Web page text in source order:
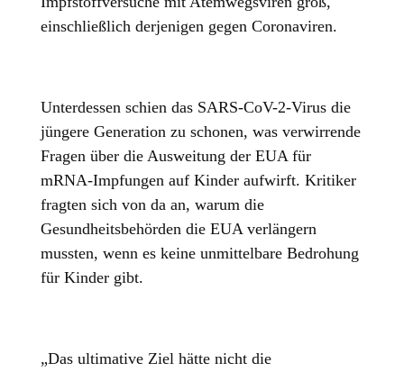
einschließlich derjenigen gegen Coronaviren.
Unterdessen schien das SARS-CoV-2-Virus die
jüngere Generation zu schonen, was verwirrende
Fragen über die Ausweitung der EUA für
mRNA-Impfungen auf Kinder aufwirft. Kritiker
fragten sich von da an, warum die
Gesundheitsbehörden die EUA verlängern
mussten, wenn es keine unmittelbare Bedrohung
für Kinder gibt.
„Das ultimative Ziel hätte nicht die